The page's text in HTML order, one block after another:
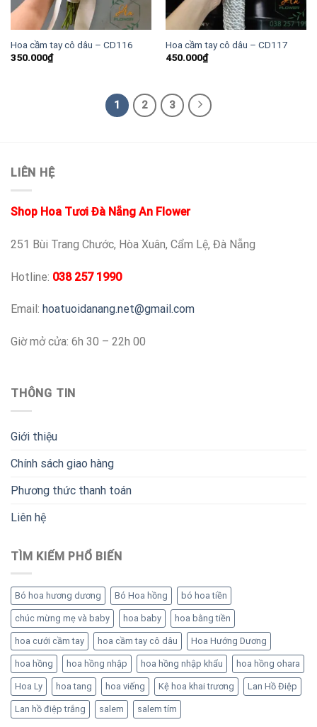
Hoa cầm tay cô dâu – CD116
350.000₫
Hoa cầm tay cô dâu – CD117
450.000₫
1 2 3
LIÊN HỆ
Shop Hoa Tươi Đà Nẵng An Flower
251 Bùi Trang Chước, Hòa Xuân, Cẩm Lệ, Đà Nẵng
Hotline: 038 257 1990
Email: hoatuoidanang.net@gmail.com
Giờ mở cửa: 6h 30 – 22h 00
THÔNG TIN
Giới thiệu
Chính sách giao hàng
Phương thức thanh toán
Liên hệ
TÌM KIẾM PHỔ BIẾN
Bó hoa hương dương Bó Hoa hồng bó hoa tiền
chúc mừng mẹ và baby hoa baby hoa bằng tiền
hoa cưới cầm tay hoa cầm tay cô dâu Hoa Hướng Dương
hoa hồng hoa hồng nhập hoa hồng nhập khẩu hoa hồng ohara
Hoa Ly hoa tang hoa viếng Kệ hoa khai trương Lan Hồ Điệp
Lan hồ điệp trắng salem salem tím